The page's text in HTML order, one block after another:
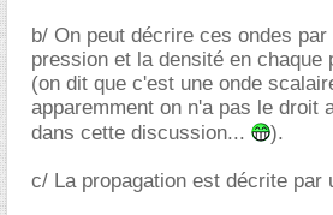
b/ On peut décrire ces ondes
pression et la densité en chaque
(on dit que c'est une onde
apparemment on n'a pas le droit
dans cette discussion...
).
c/ La propagation est décrite par